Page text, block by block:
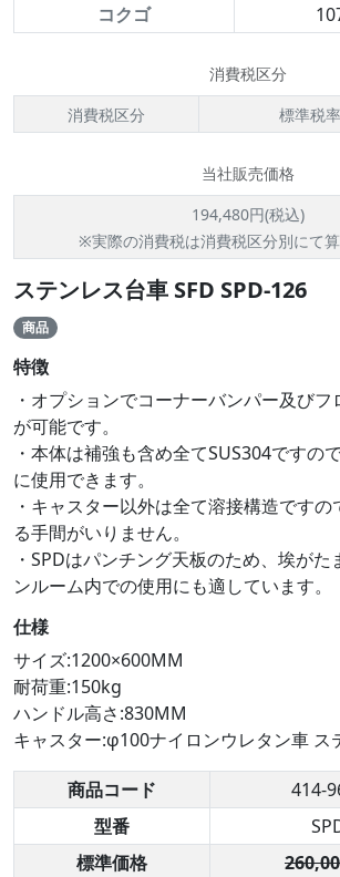
コクゴ
消費税区分
消費税区分
標準税
当社販売価格
194,480円(税込)
※実際の消費税は消費税区分別にて
ステンレス台車 SFD SPD-126
商品
特徴
・オプションでコーナーバンパー及び
が可能です。
・本体は補強も含め全てSUS304ですの
に使用できます。
・キャスター以外は全て溶接構造です
る手間がいりません。
・SPDはパンチング天板のため、埃が
ンルーム内での使用にも適しています。
仕様
サイズ:1200×600MM
耐荷重:150kg
ハンドル高さ:830MM
キャスター:φ100ナイロンウレタン車 ス
商品コード
414-
型番
標準価格